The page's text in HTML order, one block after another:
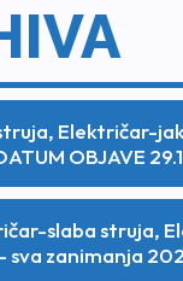
Električar-
OBJAVE
slaba struja,
sva zanimanja